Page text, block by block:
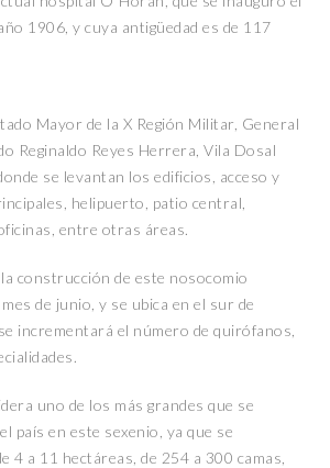
1906, y cuya antigüedad es de 117
Mayor de la X Región Militar, General
Reginaldo Reyes Herrera, Vila Dosal
se levantan los edificios, acceso y
helipuerto, patio central,
entre otras áreas.
construcción de este nosocomio
de junio, y se ubica en el sur de
incrementará el número de quirófanos,
uno de los más grandes que se
país en este sexenio, ya que se
4 a 11 hectáreas, de 254 a 300 camas,